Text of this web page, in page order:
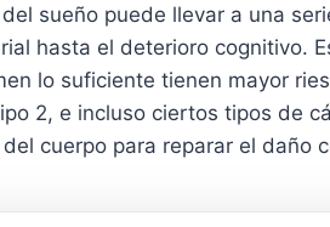
sueño puede llevar a una
hasta el deterioro cognitivo.
lo suficiente tienen mayor
2, e incluso ciertos tipos de
cuerpo para reparar el daño